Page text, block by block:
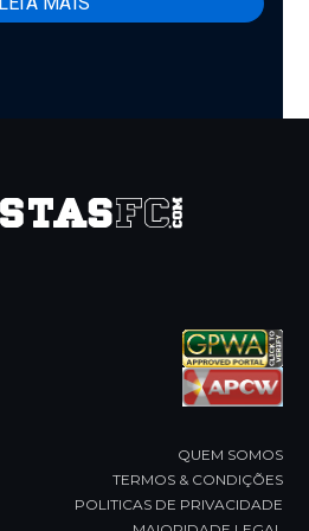
QUEM SOMOS
TERMOS & CONDIÇÕES
POLITICAS DE PRIVACIDADE